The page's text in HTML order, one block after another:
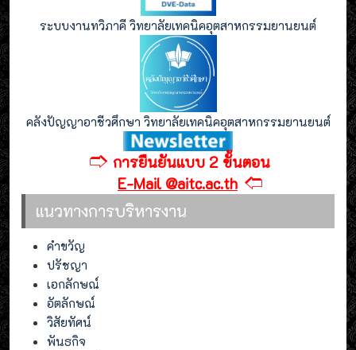
ระบบงานทวิภาคี วิทยาลัยเทคนิคอุตสาหกรรมยานยนต์
คลังปัญญาอาชีวศึกษา วิทยาลัยเทคนิคอุตสาหกรรมยานยนต์
🢣 การยืนยันแบบ 2 ขั้นตอน
E-Mail @aitc.ac.th 🢢
แนวทางการบริหารงาน
คำขวัญ
ปรัชญา
เอกลักษณ์
อัตลักษณ์
วิสัยทัศน์
พันธกิจ